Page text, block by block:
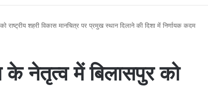
राष्ट्रीय शहरी विकास मानचित्र पर प्रमुख स्थान दिलाने की दिशा में निर्णायक कदम
के नेतृत्व में बिलासपुर को